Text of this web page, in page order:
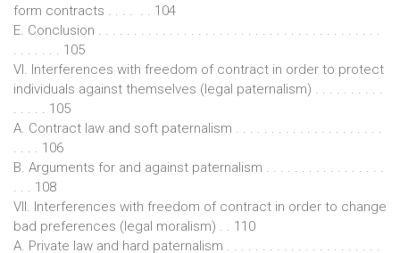
form contracts . . . . . . 104
E. Conclusion . . . . . . . . . . . . . . . . . . . . . . . . . . . . . . . . . . . . . . . .
. . . . . . . 105
VI. Interferences with freedom of contract in order to protect
individuals against themselves (legal paternalism) . . . . . . . . . .
. . . . . 105
A. Contract law and soft paternalism . . . . . . . . . . . . . . . . . . . . .
. . . . 106
B. Arguments for and against paternalism . . . . . . . . . . . . . . . . .
. . . 108
VII. Interferences with freedom of contract in order to change
bad preferences (legal moralism) . . 110
A. Private law and hard paternalism . . . . . . . . . . . . . . . . . . . . . .